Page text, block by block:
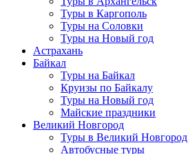
Туры в Каргополь
Туры на Соловки
Туры на Новый год
Астрахань
Байкал
Туры на Байкал
Круизы по Байкалу
Туры на Новый год
Майские праздники
Великий Новгород
Туры в Великий Новгород
Автобусные туры